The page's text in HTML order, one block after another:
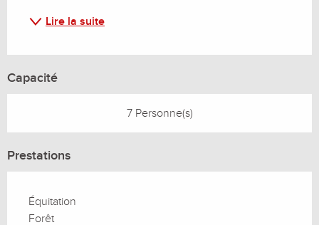
Lire la suite
Capacité
7 Personne(s)
Prestations
Équitation
Forêt